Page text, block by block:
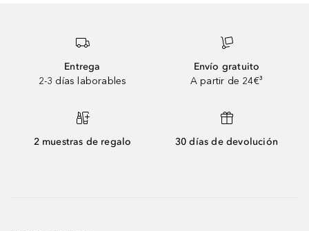
Entrega
2-3 días laborables
Envío gratuito
A partir de 24€³
2 muestras de regalo 30 días de devolución